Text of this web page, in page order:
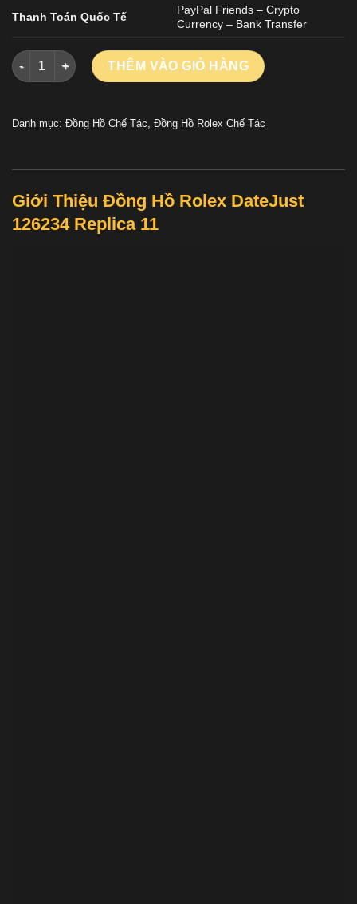
Thanh Toán Quốc Tế
PayPal Friends – Crypto
Currency – Bank Transfer
Đồng Hồ Rolex DateJust 126234 Replica 11 Mặt Xanh Blue
THÊM VÀO GIỎ HÀNG
Danh mục: Đồng Hồ Chế Tác Đồng Hồ Rolex Chế Tác
Giới Thiệu Đồng Hồ Rolex DateJust
126234 Replica 11